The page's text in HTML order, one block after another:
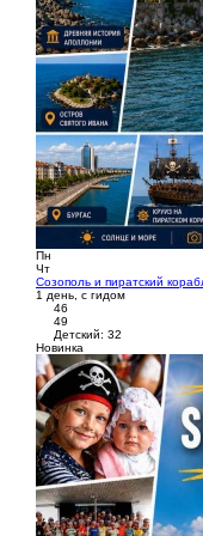
Пн
Чт
Созополь и пиратский
1 день, с гидом
46
49
Детский: 32
Новинка